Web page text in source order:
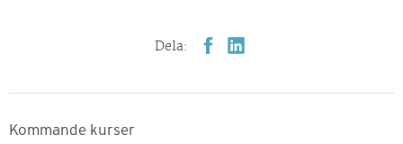
Dela:
Kommande kurser